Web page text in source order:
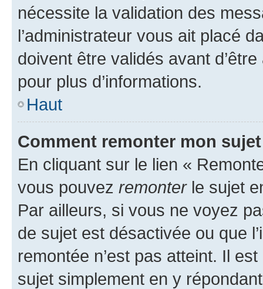
nécessite la validation des
l’administrateur vous ait placé
doivent être validés avant
pour plus d’informations.
Haut
Comment remonter mon
En cliquant sur le lien «
vous pouvez remonterle sujet
Par ailleurs, si vous ne voyez
de sujet est désactivée ou que
remontée n’est pas atteint. Il
sujet simplement en y